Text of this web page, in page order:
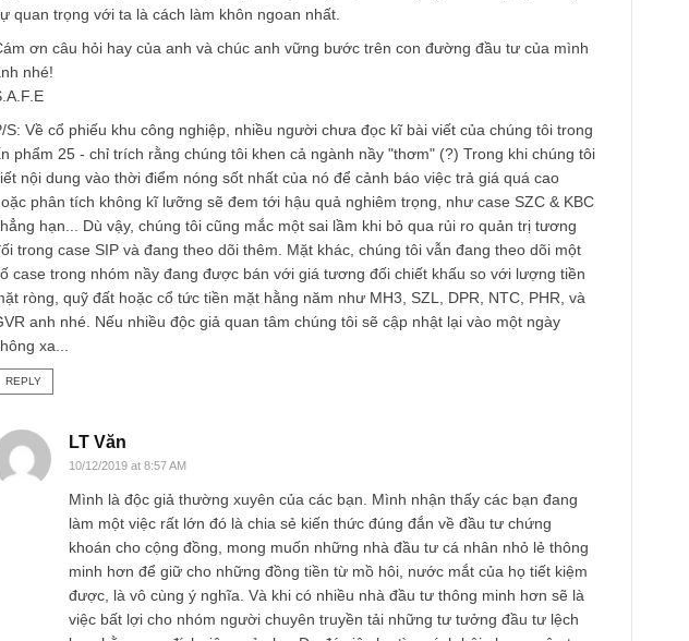
lan truyền nhanh hơn những thứ tốt đẹp và gây ấn tượng sâu sắc hơn. Ngược lại,
những NĐT giá trị đích thực không cần thanh khoản và sự chú ý gia tăng vì điều đó làm
anh ta mất cơ hội mua cổ phiếu giá rẻ, còn đối với những người chực chờ "trút" cổ
phiếu định giá ngất ngưởng lên các cổ đông ngây thơ, họ không thể nào chờ được dù
Từ cách phân loại nầy, chúng tôi chỉ lắng nghe ý kiến và tự sửa mình theo những
khách hàng (1), còn đối với hạng người (2) & (3), cách đối phó tốt nhất là độ lượng bỏ
qua (ignore) họ. Không lời nói nào có thể lay chuyển được sự cảm nhận về giá trị
(value) mà chúng tôi đem đến cho các quý độc giả trong dài hạn, cũng như thay đổi
được gì đến kết quả đầu tư đầy thỏa mãn (satisfactory result) mà chúng tôi đạt được
trên con đường đầu tư của mình!
Tóm lại, khi làm một việc có sức ảnh hưởng, nhất định ta phải tập làm quen với cả sự
ngợi khen & những lời chỉ trích, trong đó việc chọn lọc chỉ lắng nghe những người thực
sự quan trọng với ta là cách làm khôn ngoan nhất.
anh nhé!
S.A.F.E
P/S: Về cổ phiếu khu công nghiệp, nhiều người chưa đọc kĩ bài viết của chúng tôi trong
ấn phẩm 25 - chỉ trích rằng chúng tôi khen cả ngành nầy "thơm" (?) Trong khi chúng tôi
viết nội dung vào thời điểm nóng sốt nhất của nó để cảnh báo việc trả giá quá cao
hoặc phân tích không kĩ lưỡng sẽ đem tới hậu quả nghiêm trọng, như case SZC & KBC
chẳng hạn... Dù vậy, chúng tôi cũng mắc một sai lầm khi bỏ qua rủi ro quản trị tương